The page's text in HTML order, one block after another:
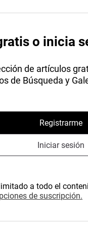
o inicia
de artículos
de Búsqueda y
Registrarme
Iniciar sesión
a todo el
de suscripción.